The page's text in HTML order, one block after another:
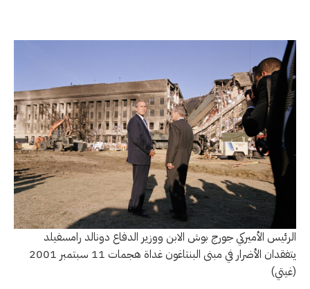
الرئيس الأميركي جورج بوش الابن ووزير الدفاع دونالد رامسفيلد
يتفقدان الأضرار في مبنى البنتاغون غداة هجمات 11 سبتمبر 2001
(غيتي)